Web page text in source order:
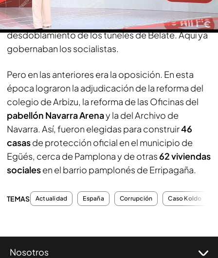
que ‘Servinabar’ habría recibido unos 10 millones.
La obra más importante y más reciente es el
desdoblamiento de los túneles de Belate. Aquí ya
gobernaban los socialistas.
Pero en las anteriores era la oposición. En esta
época lograron la adjudicación de la reforma del
colegio de Arbizu, la reforma de las Oficinas del
pabellón Navarra Arenay la del Archivo de
Navarra. Así, fueron elegidas para construir46
casasde protección oficial en el municipio de
Egüés, cerca de Pamplona y de otras 62 viviendas
socialesen el barrio pamplonés de Erripagaña.
TEMAS Actualidad España Corrupción Caso Koldo
Nosotros